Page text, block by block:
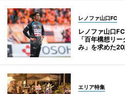
レノファ山口FC
レノファ山口
「百年構想リ
み」を求めた
エリア特集